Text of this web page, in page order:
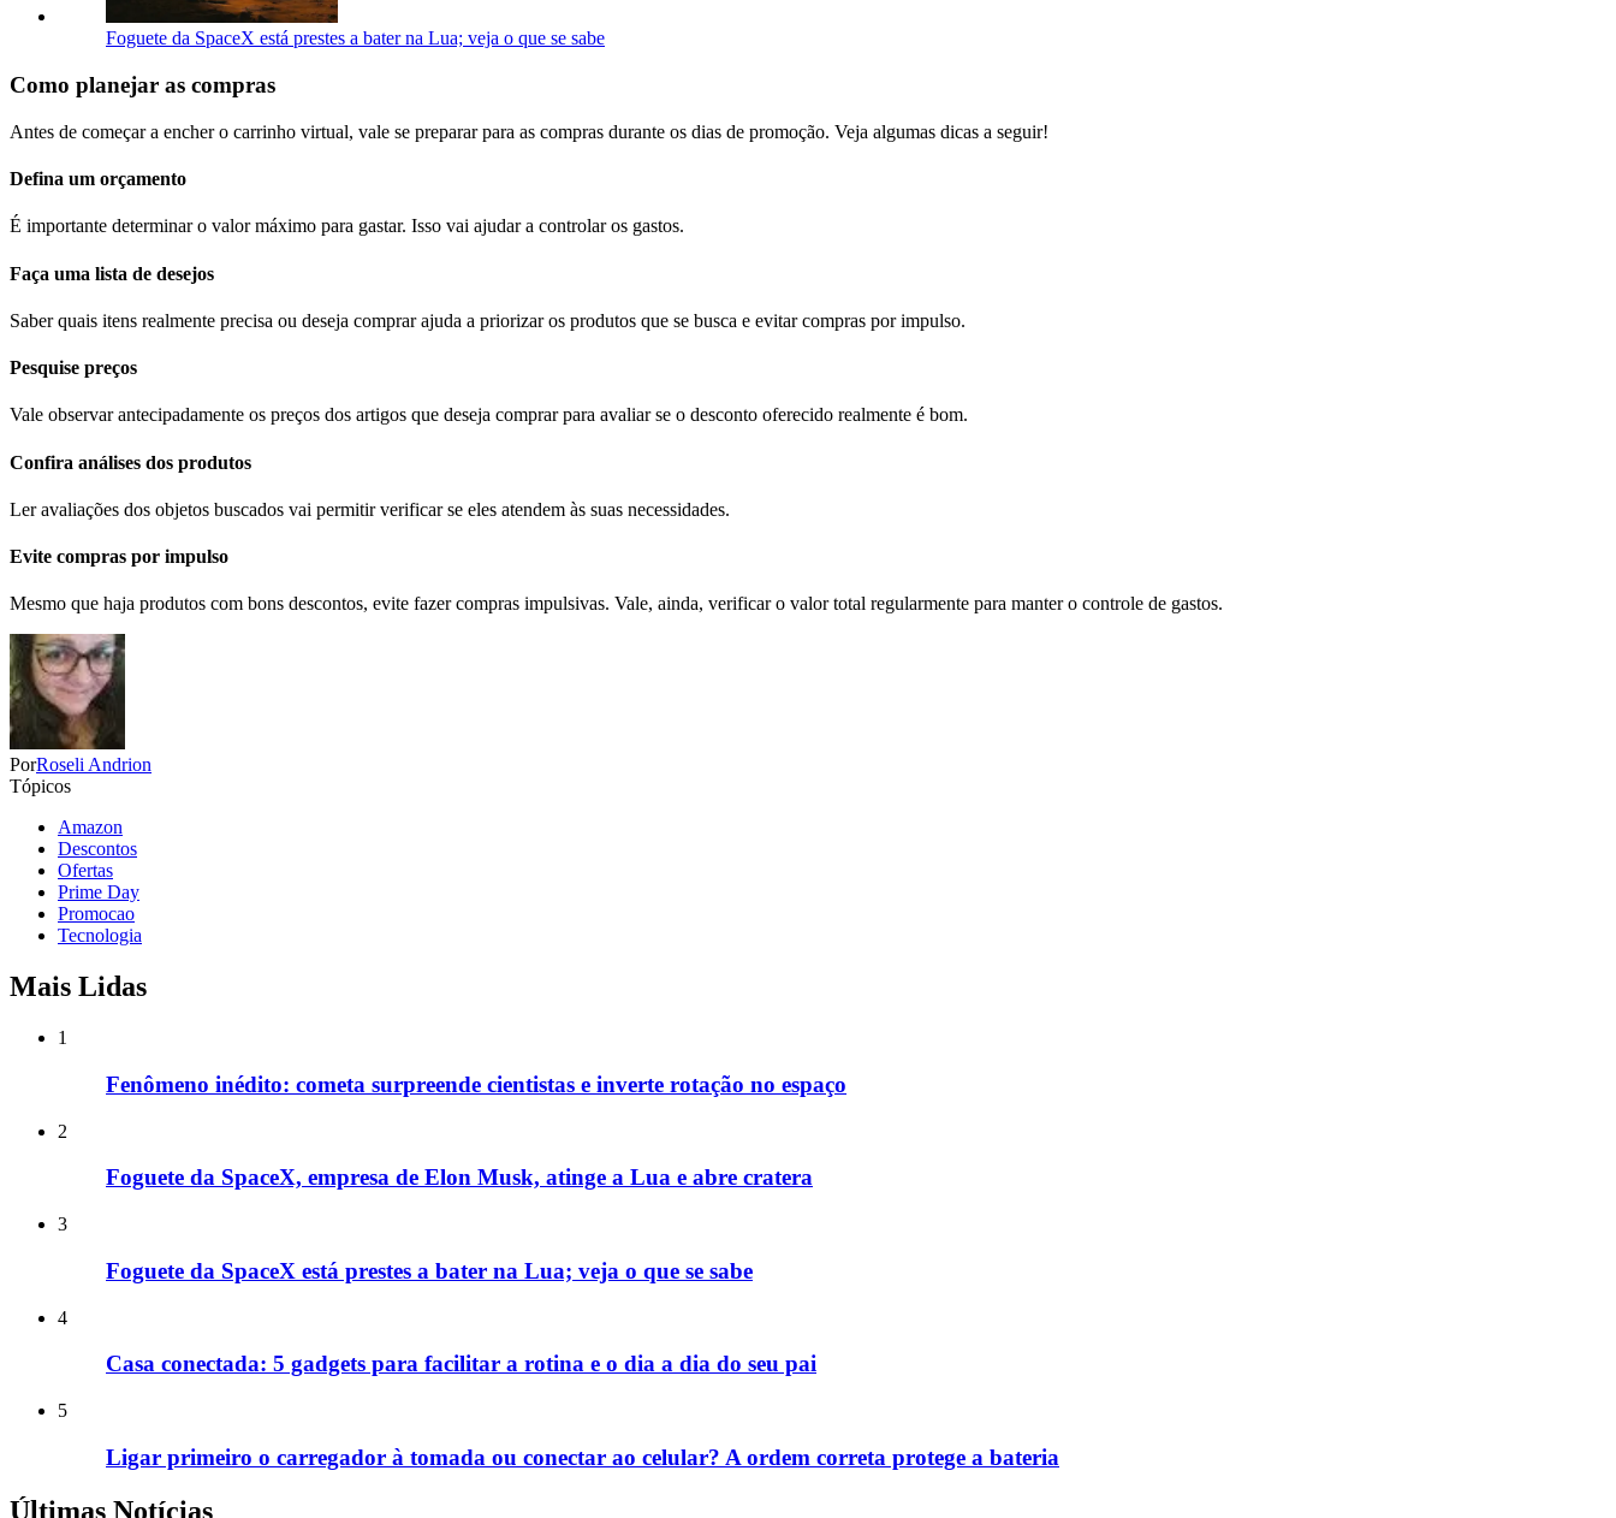
Foguete da SpaceX está prestes a bater na Lua; veja o que se sabe
Como planejar as compras
Antes de começar a encher o carrinho virtual, vale se preparar para as compras durante os dias de promoção. Veja algumas dicas a seguir!
Defina um orçamento
É importante determinar o valor máximo para gastar. Isso vai ajudar a controlar os gastos.
Faça uma lista de desejos
Saber quais itens realmente precisa ou deseja comprar ajuda a priorizar os produtos que se busca e evitar compras por impulso.
Pesquise preços
Vale observar antecipadamente os preços dos artigos que deseja comprar para avaliar se o desconto oferecido realmente é bom.
Confira análises dos produtos
Ler avaliações dos objetos buscados vai permitir verificar se eles atendem às suas necessidades.
Evite compras por impulso
Mesmo que haja produtos com bons descontos, evite fazer compras impulsivas. Vale, ainda, verificar o valor total regularmente para manter o controle de gastos.
PorRoseli Andrion
Tópicos
Amazon
Descontos
Ofertas
Prime Day
Promocao
Tecnologia
Mais Lidas
1
Fenômeno inédito: cometa surpreende cientistas e inverte rotação no espaço
2
Foguete da SpaceX, empresa de Elon Musk, atinge a Lua e abre cratera
3
Foguete da SpaceX está prestes a bater na Lua; veja o que se sabe
4
Casa conectada: 5 gadgets para facilitar a rotina e o dia a dia do seu pai
5
Ligar primeiro o carregador à tomada ou conectar ao celular? A ordem correta protege a bateria
Últimas Notícias